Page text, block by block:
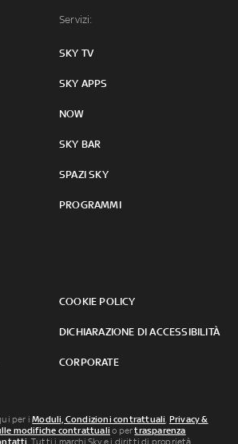
Servizi:
SKY TV
SKY APPS
NOW
SKY BAR
SPAZI SKY
PROGRAMMI
COOKIE POLICY
DICHIARAZIONE DI ACCESSIBILITÀ
CORPORATE
per iModuli, Condizioni contrattuali, Privacy &
modifiche contrattuali o pertrasparenza